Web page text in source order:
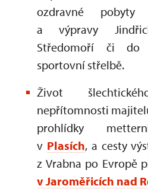
ozdravné pobyty
a výpravy
Středomoří či do
sportovní střelbě.
Život
nepřítomnosti
prohlídky
v Plasích, a cesty
z Vrabna po Evropě
v Jaroměřicích nad